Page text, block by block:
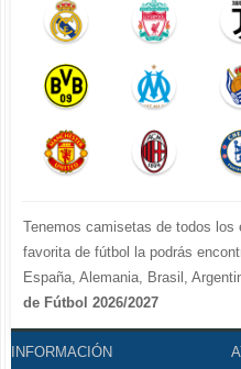
Tenemos camisetas de todos
favorita de fútbol la podrás
España, Alemania, Brasil,
de Fútbol 2026/2027
La LIGA 2026-2027 : Real
Real Betis, Valencia, Athletic
INFORMACIÓN